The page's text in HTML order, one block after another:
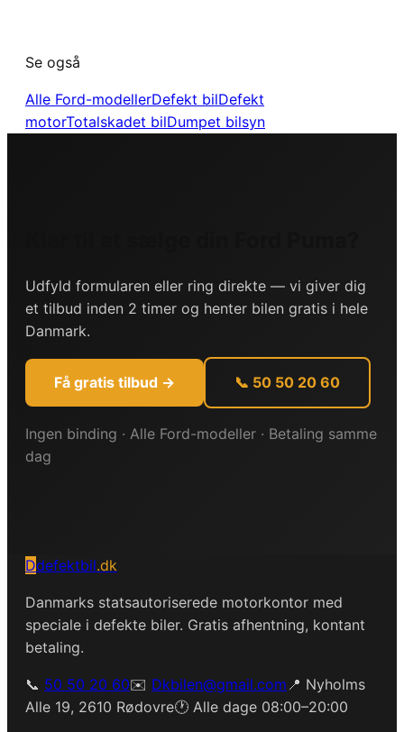
Se også
Alle Ford-modellerDefekt bilDefekt
motorTotalskadet bilDumpet bilsyn
Udfyld formularen eller ring direkte — vi giver dig
et tilbud inden 2 timer og henter bilen gratis i hele
Danmark.
Få gratis tilbud → 📞 50 50 20 60
Ingen binding · Alle Ford-modeller · Betaling samme
dag
Ddefektbil.dk
Danmarks statsautoriserede motorkontor med
speciale i defekte biler. Gratis afhentning, kontant
betaling.
📞 50 50 20 60✉️ Dkbilen@gmail.com 📍 Nyholms
Alle 19, 2610 Rødovre🕐 Alle dage 08:00–20:00